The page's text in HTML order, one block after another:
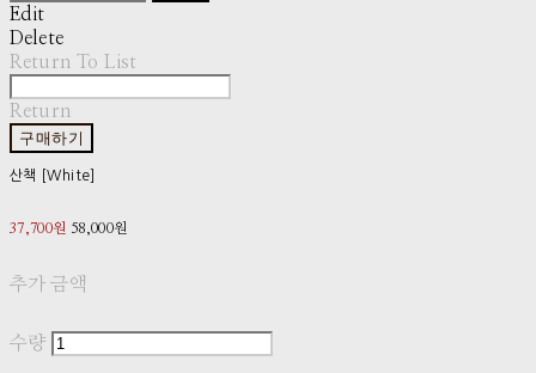
Edit
Delete
Return To List
Return
구매하기
산책 [White]
37,700원 58,000원
추가 금액
수량